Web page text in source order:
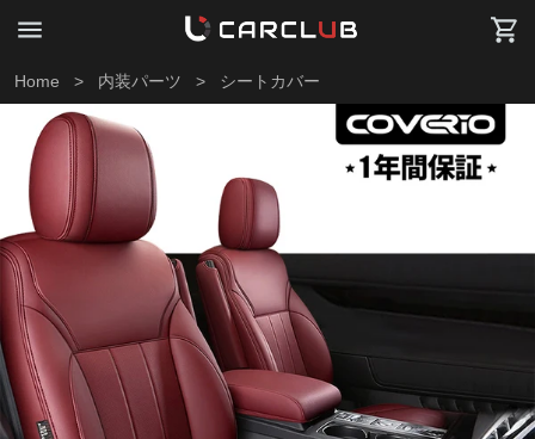
Home > 内装パーツ > シートカバー